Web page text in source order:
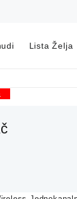
Lista Želja